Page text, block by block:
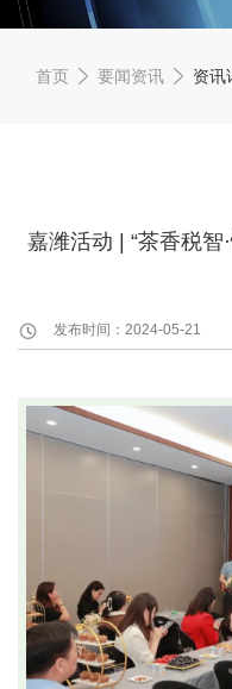
首页 要闻资讯 资讯
嘉潍活动 | “茶香税
发布时间：2024-05-21